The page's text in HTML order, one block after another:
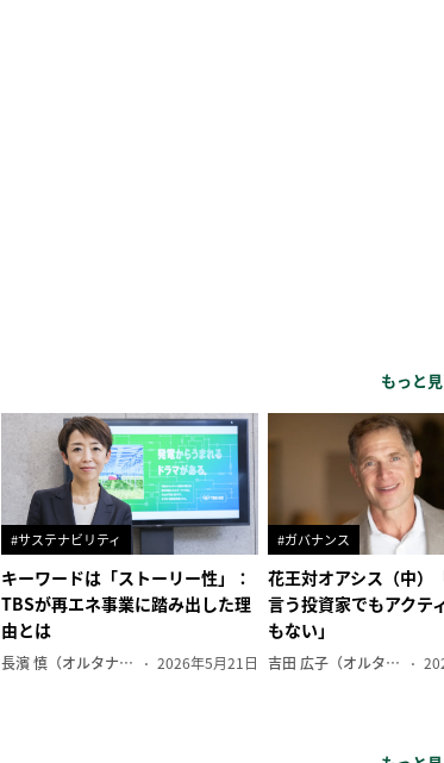
もっと
#サステナビリティ
キーワードは「ストーリー性」：
TBSが再エネ事業に踏み出した理
由とは
長濱 慎（オルタナ副編集長） 2026年5月21日
#ガバナンス
花王対オアシス（中）
言う投資家でもアクテ
もない」
吉田 広子（オルタナ輪番編集長）